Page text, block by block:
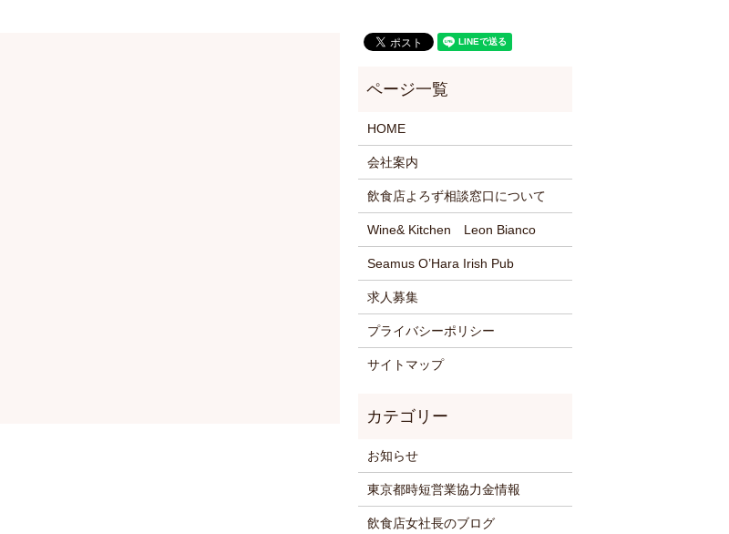
HOME
会社案内
飲食店よろず相談窓口について
Wine& Kitchen Leon Bianco
Seamus O’Hara Irish Pub
求人募集
プライバシーポリシー
サイトマップ
お知らせ
東京都時短営業協力金情報
飲食店女社長のブログ